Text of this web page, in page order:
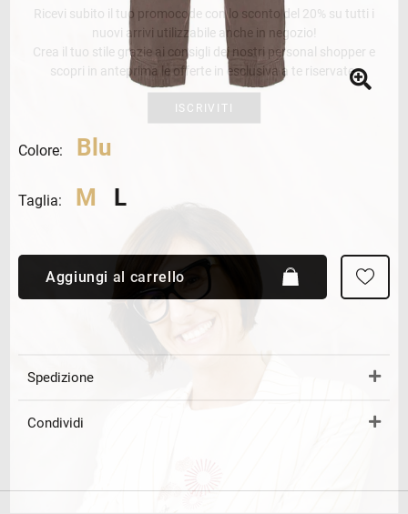
Colore: Blu
Taglia: M L
Aggiungi al carrello
Spedizione
Condividi
Ricevi subito il tuo promocode con lo sconto del 20% su tutti i
nuovi arrivi utilizzabile anche in negozio!
Crea il tuo stile grazie ai consigli dei nostri personal shopper e
scopri in anteprima le offerte in esclusiva a te riservate.
ISCRIVITI